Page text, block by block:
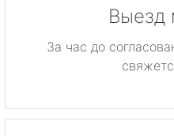
Выезд
За час до